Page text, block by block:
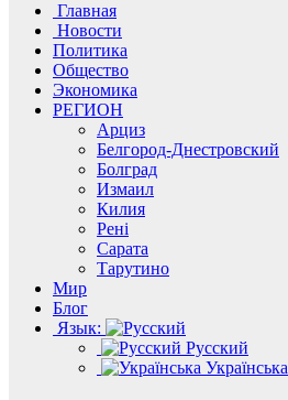
Главная
Новости
Политика
Общество
Экономика
РЕГИОН
Арциз
Белгород-Днестровский
Болград
Измаил
Килия
Рені
Сарата
Тарутино
Мир
Блог
Язык:
Русский
Українська